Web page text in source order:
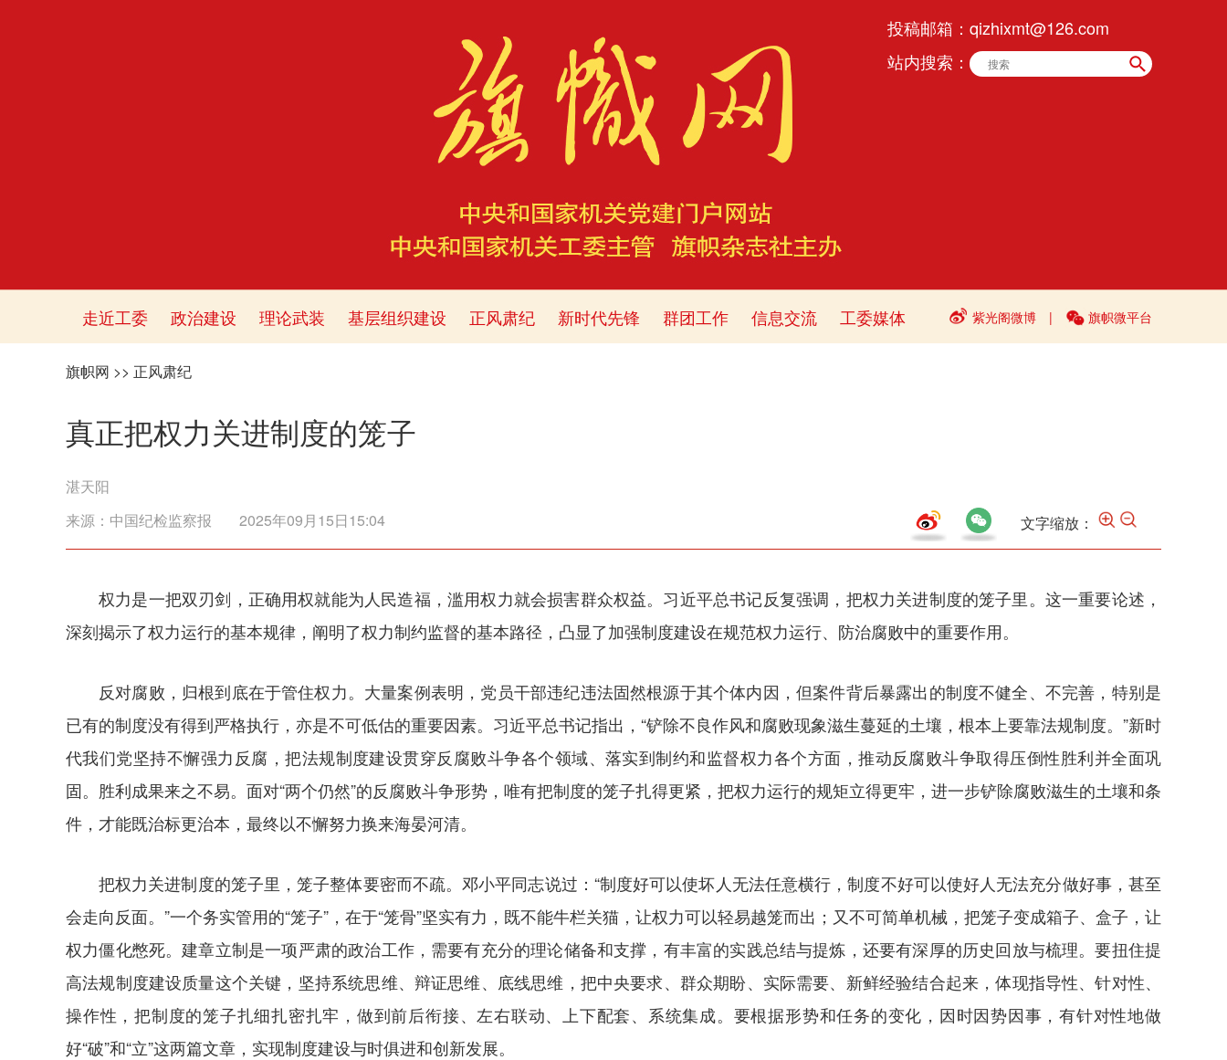
投稿邮箱： qizhixmt@126.com
站内搜索：
走近工委 政治建设 理论武装 基层组织建设 正风肃纪 新时代先锋 群团工作 信息交流 工委媒体 紫光阁微博 | 旗帜微平台
旗帜网 >> 正风肃纪
真正把权力关进制度的笼子
湛天阳
来源： 中国纪检监察报 2025年09月15日15:04 文字缩放：
权力是一把双刃剑，正确用权就能为人民造福，滥用权力就会损害群众权益。习近平总书记反复强调，把权力关进制度的笼子里。这一重要论述，
深刻揭示了权力运行的基本规律，阐明了权力制约监督的基本路径，凸显了加强制度建设在规范权力运行、防治腐败中的重要作用。
反对腐败，归根到底在于管住权力。大量案例表明，党员干部违纪违法固然根源于其个体内因，但案件背后暴露出的制度不健全、不完善，特别是
已有的制度没有得到严格执行，亦是不可低估的重要因素。习近平总书记指出，“铲除不良作风和腐败现象滋生蔓延的土壤，根本上要靠法规制度。”新时
代我们党坚持不懈强力反腐，把法规制度建设贯穿反腐败斗争各个领域、落实到制约和监督权力各个方面，推动反腐败斗争取得压倒性胜利并全面巩
固。胜利成果来之不易。面对“两个仍然”的反腐败斗争形势，唯有把制度的笼子扎得更紧，把权力运行的规矩立得更牢，进一步铲除腐败滋生的土壤和条
件，才能既治标更治本，最终以不懈努力换来海晏河清。
把权力关进制度的笼子里，笼子整体要密而不疏。邓小平同志说过：“制度好可以使坏人无法任意横行，制度不好可以使好人无法充分做好事，甚至
会走向反面。”一个务实管用的“笼子”，在于“笼骨”坚实有力，既不能牛栏关猫，让权力可以轻易越笼而出；又不可简单机械，把笼子变成箱子、盒子，让
权力僵化憋死。建章立制是一项严肃的政治工作，需要有充分的理论储备和支撑，有丰富的实践总结与提炼，还要有深厚的历史回放与梳理。要扭住提
高法规制度建设质量这个关键，坚持系统思维、辩证思维、底线思维，把中央要求、群众期盼、实际需要、新鲜经验结合起来，体现指导性、针对性、
操作性，把制度的笼子扎细扎密扎牢，做到前后衔接、左右联动、上下配套、系统集成。要根据形势和任务的变化，因时因势因事，有针对性地做
好“破”和“立”这两篇文章，实现制度建设与时俱进和创新发展。